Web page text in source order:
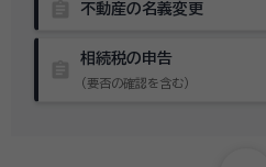
不動産の名義変更
相続税の申告
（要否の確認を含む）